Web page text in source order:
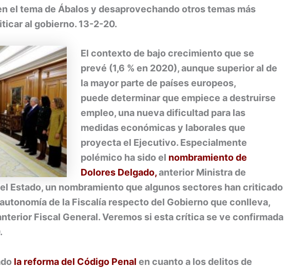
el tema de Ábalos y desaprovechando otros temas más
al gobierno. 13-2-20.
El contexto de bajo crecimiento que se
prevé (1,6 % en 2020), aunque superior al de
la mayor parte de países europeos,
puede determinar que empiece a destruirse
empleo, una nueva dificultad para las
medidas económicas y laborales que
proyecta el Ejecutivo. Especialmente
polémico ha sido el nombramiento de
Dolores Delgado,anterior Ministra de
Estado, un nombramiento que algunos sectores han criticado
de la Fiscalía respecto del Gobierno que conlleva,
Fiscal General. Veremos si esta crítica se ve confirmada
la reforma del Código Penal en cuanto a los delitos de